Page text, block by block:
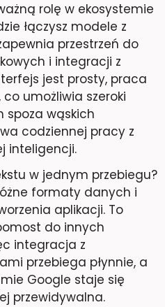
rolę w ekosystemie
łączysz modele z
przestrzeń do
i integracji z
jest prosty, praca
umożliwia szeroki
spoza wąskich
codziennej pracy z
inteligencji.
w jednym przebiegu?
formaty danych i
aplikacji. To
do innych
integracja z
przebiega płynnie, a
Google staje się
przewidywalna.